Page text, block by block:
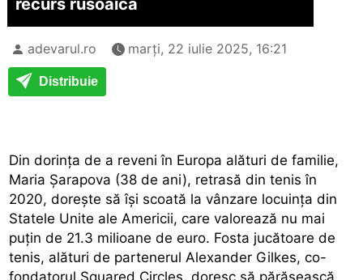
adevarul.ro marți, 22 iulie 2025, 16:21
Distribuie
Din dorința de a reveni în Europa alături de familie,
Maria Șarapova (38 de ani), retrasă din tenis în
2020, dorește să își scoată la vânzare locuința din
Statele Unite ale Americii, care valorează nu mai
puțin de 21.3 milioane de euro. Fosta jucătoare de
tenis, alături de partenerul Alexander Gilkes, co-
fondatorul Squared Circles, doresc să părăsească